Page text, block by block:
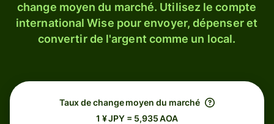
change moyen du marché. Utilisez le compte
international Wise pour envoyer, dépenser et
convertir de l'argent comme un local.
Taux de change moyen du marché
1 ¥ JPY = 5,935 AOA